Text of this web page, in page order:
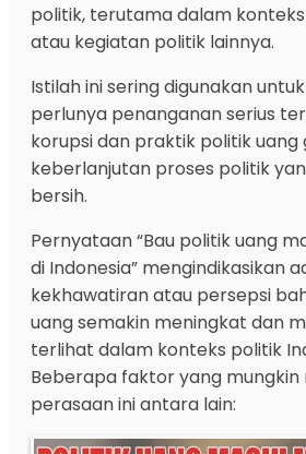
politik, terutama dalam
atau kegiatan politik lainnya.
Istilah ini sering digunakan
perlunya penanganan serius
korupsi dan praktik politik
keberlanjutan proses politik
bersih.
Pernyataan “Bau politik uang
di Indonesia” mengindikasikan
kekhawatiran atau persepsi
uang semakin meningkat dan
terlihat dalam konteks politik
Beberapa faktor yang
perasaan ini antara lain: